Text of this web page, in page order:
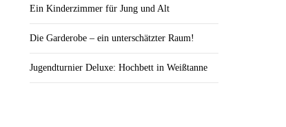
Ein Kinderzimmer für Jung und Alt
Die Garderobe – ein unterschätzter Raum!
Jugendturnier Deluxe: Hochbett in Weißtanne